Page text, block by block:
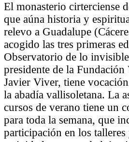
El monasterio cirterciense
que aúna historia y
relevo a Guadalupe
acogido las tres primeras
Observatorio de lo
presidente de la
Javier Viver, tiene
la abadía vallisoletana. La
cursos de verano tiene un
para toda la semana, que
participación en los talleres